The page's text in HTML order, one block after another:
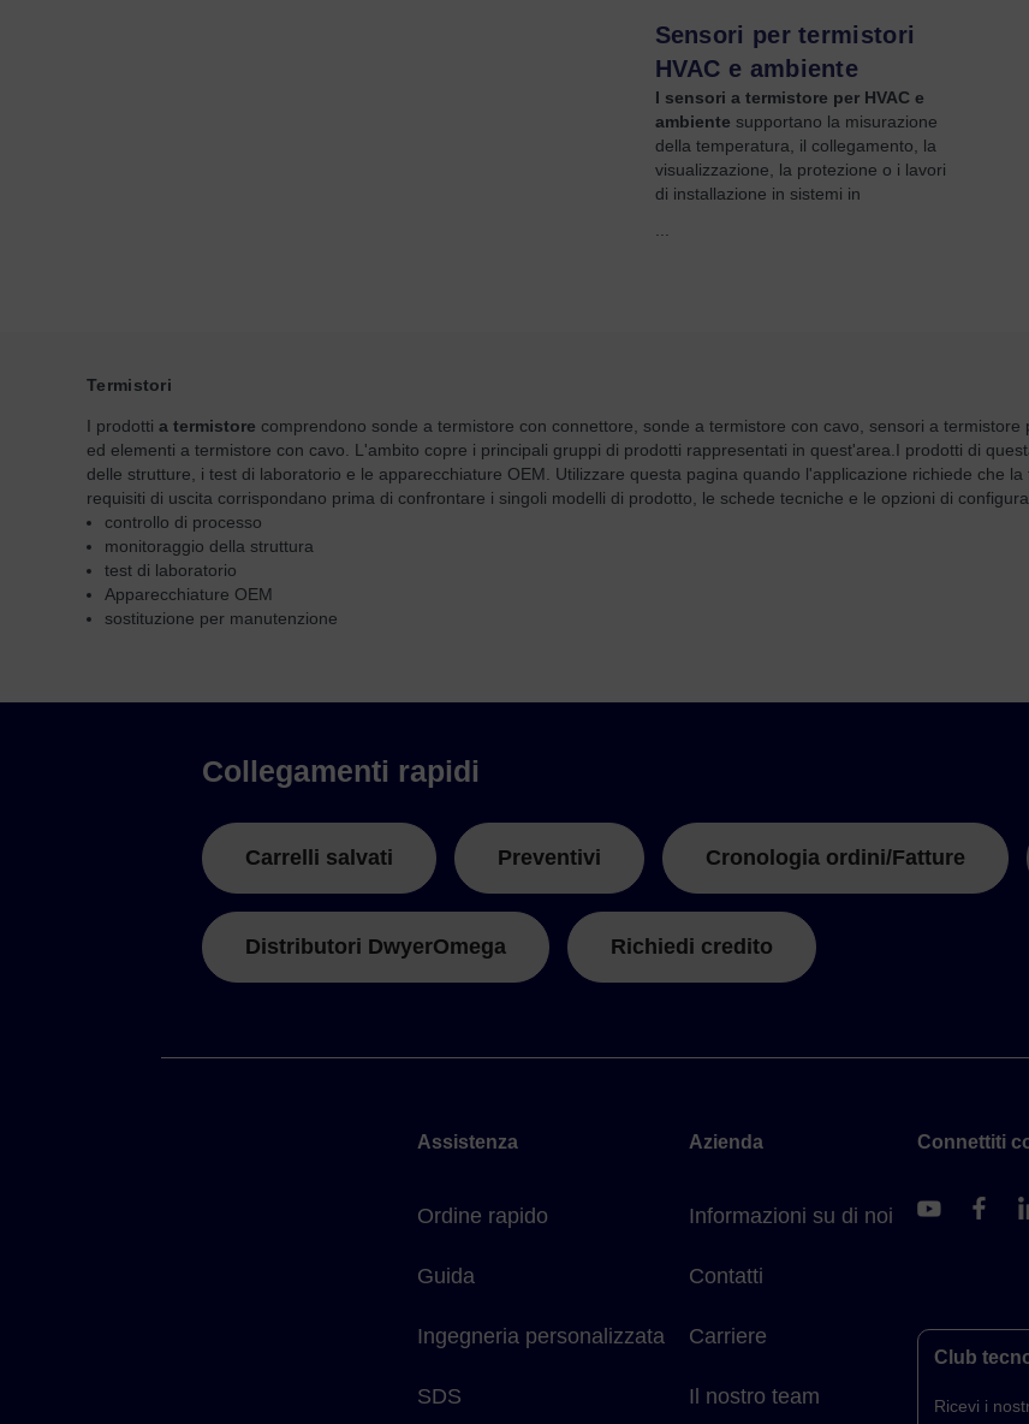
Sensori per termistori
HVAC e ambiente
I sensori a termistore per HVAC e
ambiente supportano la misurazione
della temperatura, il collegamento, la
visualizzazione, la protezione o i lavori
di installazione in sistemi in
Termistori
I prodotti a termistore comprendono sonde a termistore con connettore, sonde a termistore con cavo, sensori a
ed elementi a termistore con cavo. L'ambito copre i principali gruppi di prodotti rappresentati in quest'area. I prodotti di
delle strutture, i test di laboratorio e le apparecchiature OEM. Utilizzare questa pagina quando l'applicazione richiede che
requisiti di uscita corrispondano prima di confrontare i singoli modelli di prodotto, le schede tecniche e le opzioni di
controllo di processo
monitoraggio della struttura
test di laboratorio
Apparecchiature OEM
sostituzione per manutenzione
Collegamenti rapidi
Carrelli salvati Preventivi Cronologia ordini/Fatture
Distributori DwyerOmega Richiedi credito
Assistenza
Ordine rapido
Guida
Ingegneria personalizzata
SDS
Azienda
Informazioni su di noi
Contatti
Carriere
Il nostro team
Connettiti
Club
Ricevi i